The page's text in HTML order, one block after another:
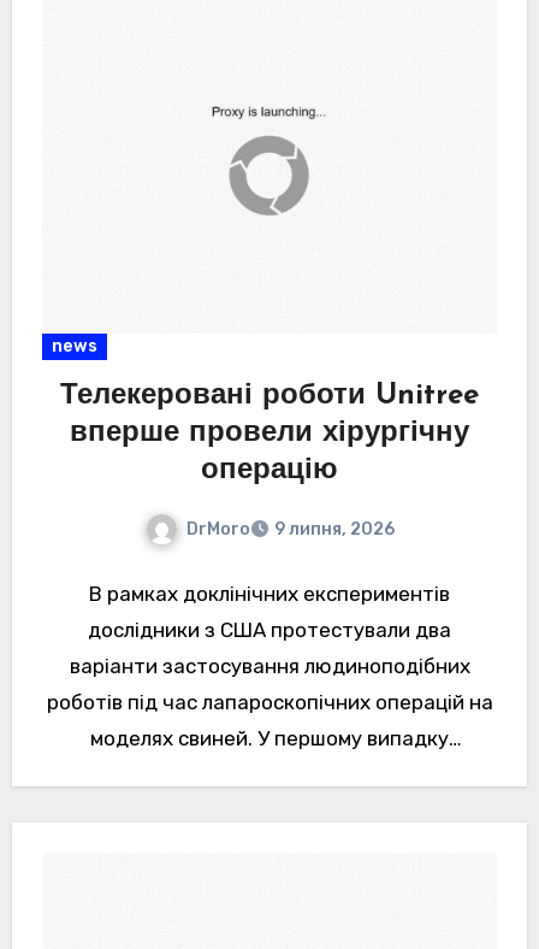
news
Телекеровані роботи Unitree
вперше провели хірургічну
операцію
DrMoro 9 липня, 2026
В рамках доклінічних експериментів
дослідники з США протестували два
варіанти застосування людиноподібних
роботів під час лапароскопічних операцій на
моделях свиней. У першому випадку